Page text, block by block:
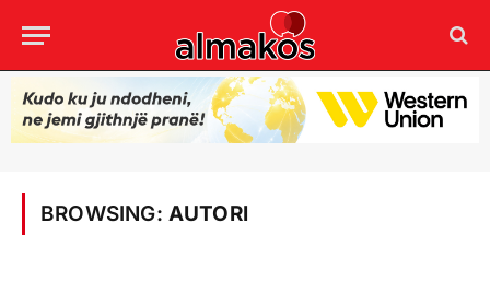
BROWSING: AUTORI